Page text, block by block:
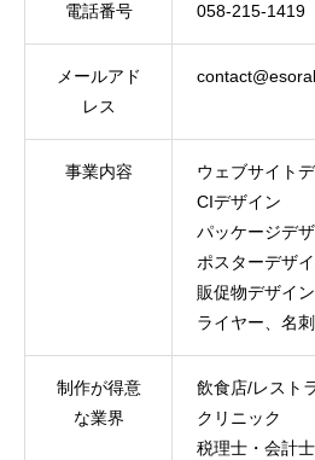
電話番号 058-215-1419
メールアド
レス
事業内容
ウェブサイト
CIデザイン
パッケージデ
ポスターデザ
販促物デザイ
ライヤー、名
制作が得意
な業界
飲食店/レスト
クリニック
税理士・会計士